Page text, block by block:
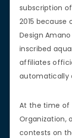
subscription
2015 because
Design
inscribed
affiliates
automatically
At the time of
Organization,
contests on